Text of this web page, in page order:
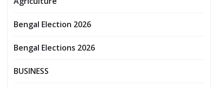
Bengal Election 2026
Bengal Elections 2026
BUSINESS